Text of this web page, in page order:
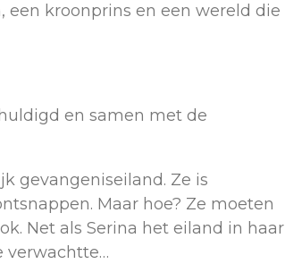
een kroonprins en een wereld die
en samen met de
gevangeniseiland. Ze is
Maar hoe? Ze moeten
Net als Serina het eiland in haar
verwachtte…